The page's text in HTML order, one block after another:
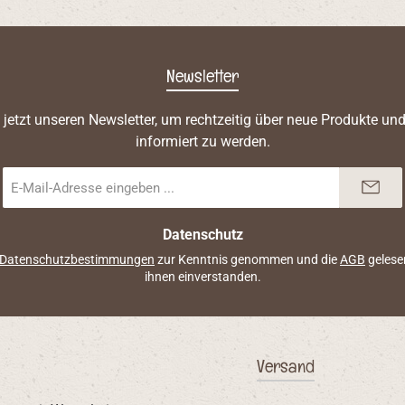
Newsletter
unseren Newsletter, um rechtzeitig über neue Produkte
informiert zu werden.
Mail-
Adresse
Datenschutz
Datenschutzbestimmungen zur Kenntnis genommen und dieAGB
ihnen einverstanden.
Versand